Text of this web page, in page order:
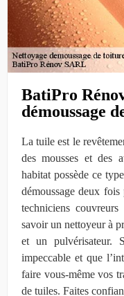
BatiPro
démoussage
La tuile est le
des mousses et des
habitat possède ce
démoussage deux
techniciens
savoir un nettoyeur à
et un pulvérisateur.
impeccable et que
faire vous-même vos
de tuiles. Faites